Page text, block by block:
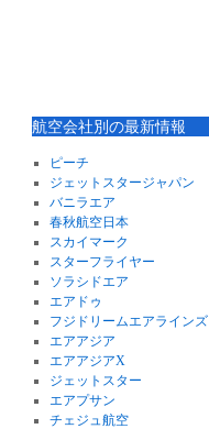
航空会社別の最新情報
ピーチ
ジェットスタージャパン
バニラエア
春秋航空日本
スカイマーク
スターフライヤー
ソラシドエア
エアドゥ
フジドリームエアラインズ
エアアジア
エアアジアX
ジェットスター
エアプサン
チェジュ航空